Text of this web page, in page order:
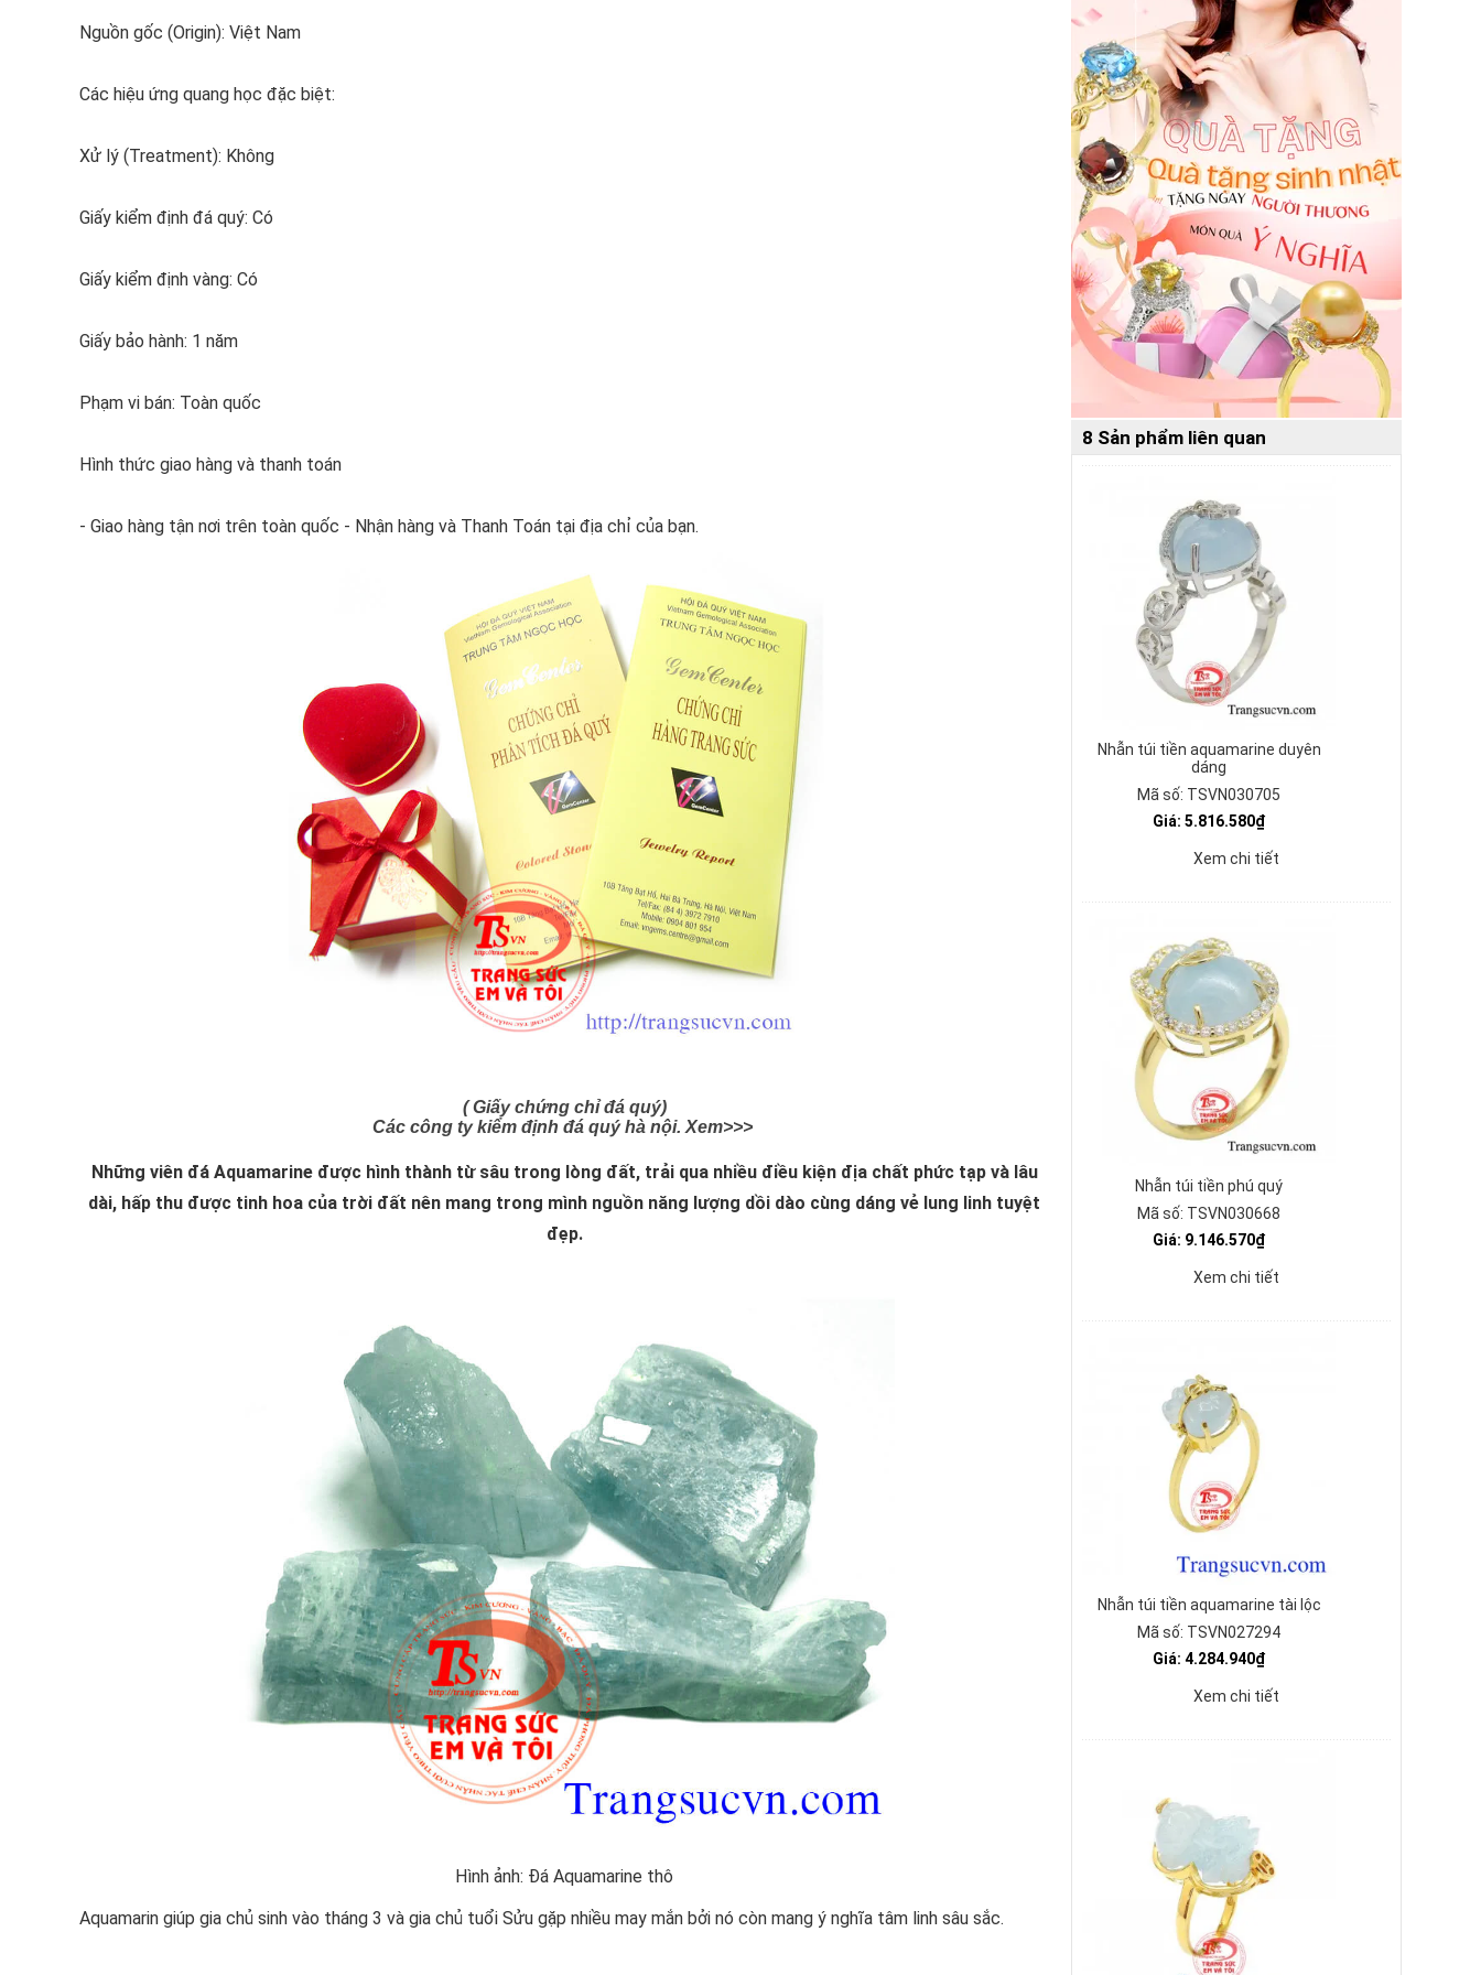
Nguồn gốc (Origin): Việt Nam
Các hiệu ứng quang học đặc biệt:
Xử lý (Treatment): Không
Giấy kiểm định đá quý: Có
Giấy kiểm định vàng: Có
Giấy bảo hành: 1 năm
Phạm vi bán: Toàn quốc
Hình thức giao hàng và thanh toán
- Giao hàng tận nơi trên toàn quốc - Nhận hàng và Thanh Toán tại địa chỉ của bạn.
( Giấy chứng chỉ đá quý)
Các công ty kiểm định đá quý hà nội. Xem>>>
Những viên đá Aquamarine được hình thành từ sâu trong lòng đất, trải qua nhiều điều kiện địa chất phức tạp và lâu
dài, hấp thu được tinh hoa của trời đất nên mang trong mình nguồn năng lượng dồi dào cùng dáng vẻ lung linh tuyệt
đẹp.
Hình ảnh: Đá Aquamarine thô
Aquamarin giúp gia chủ sinh vào tháng 3 và gia chủ tuổi Sửu gặp nhiều may mắn bởi nó còn mang ý nghĩa tâm linh sâu sắc.
8 Sản phẩm liên quan
Nhẫn túi tiền aquamarine duyên
dáng
Mã số: TSVN030705
Giá: 5.816.580₫
Xem chi tiết
Nhẫn túi tiền phú quý
Mã số: TSVN030668
Giá: 9.146.570₫
Xem chi tiết
Nhẫn túi tiền aquamarine tài lộc
Mã số: TSVN027294
Giá: 4.284.940₫
Xem chi tiết